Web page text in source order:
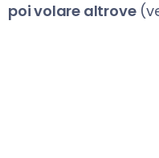
poi volare altrove